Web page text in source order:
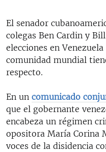
LOS SANTOS DE HIALEAH
DESINFORMACIÓN RUSA
LA INVASIÓN DE RUSIA A
El senador
colegas Ben Cardin y
elecciones en
comunidad mundial
respecto.
En un comunicado
que el gobernante
encabeza un régimen
opositora María Corina
voces de la disidencia